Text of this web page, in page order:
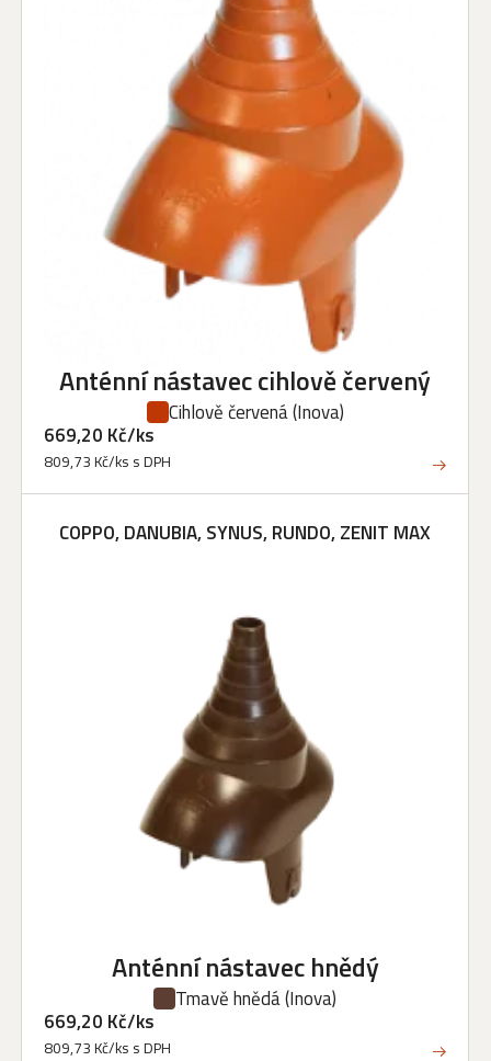
Anténní nástavec cihlově červený
Cihlově červená(Inova)
669,20 Kč/ks
809,73 Kč/ks s DPH
COPPO, DANUBIA, SYNUS, RUNDO, ZENIT MAX
Anténní nástavec hnědý
Tmavě hnědá(Inova)
669,20 Kč/ks
809,73 Kč/ks s DPH